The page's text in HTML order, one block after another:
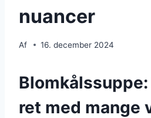
nuancer
Af 16. december 2024
ret med mange